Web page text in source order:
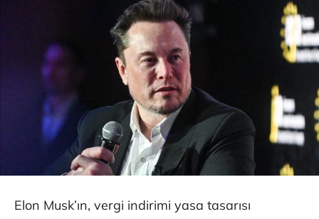
Elon Musk’ın, vergi indirimi yasa tasarısı